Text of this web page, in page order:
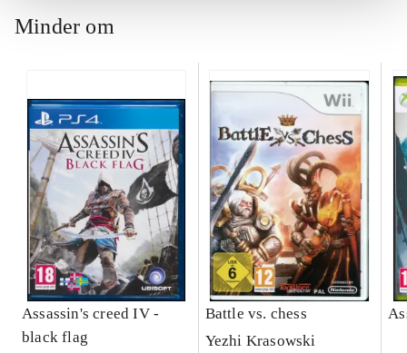
Minder om
Assassin's creed IV -
black flag
Battle vs. chess
Yezhi Krasowski